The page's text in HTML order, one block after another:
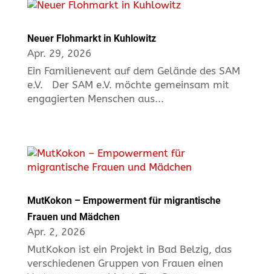
Neuer Flohmarkt in Kuhlowitz
Apr. 29, 2026
Ein Familienevent auf dem Gelände des SAM
e.V. Der SAM e.V. möchte gemeinsam mit
engagierten Menschen aus...
MutKokon – Empowerment für migrantische
Frauen und Mädchen
Apr. 2, 2026
MutKokon ist ein Projekt in Bad Belzig, das
verschiedenen Gruppen von Frauen einen